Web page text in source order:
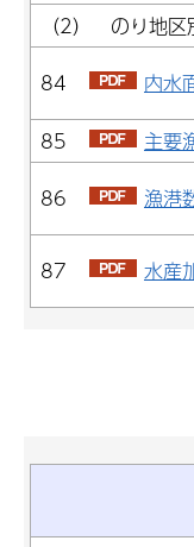
（2） のり地区
84
内水
85
主要
86
漁港
87 水産